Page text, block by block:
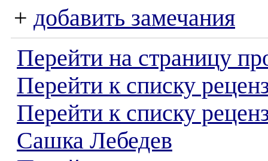
+ добавить замечания
Перейти на страницу
Перейти к списку
Перейти к списку
Сашка Лебедев